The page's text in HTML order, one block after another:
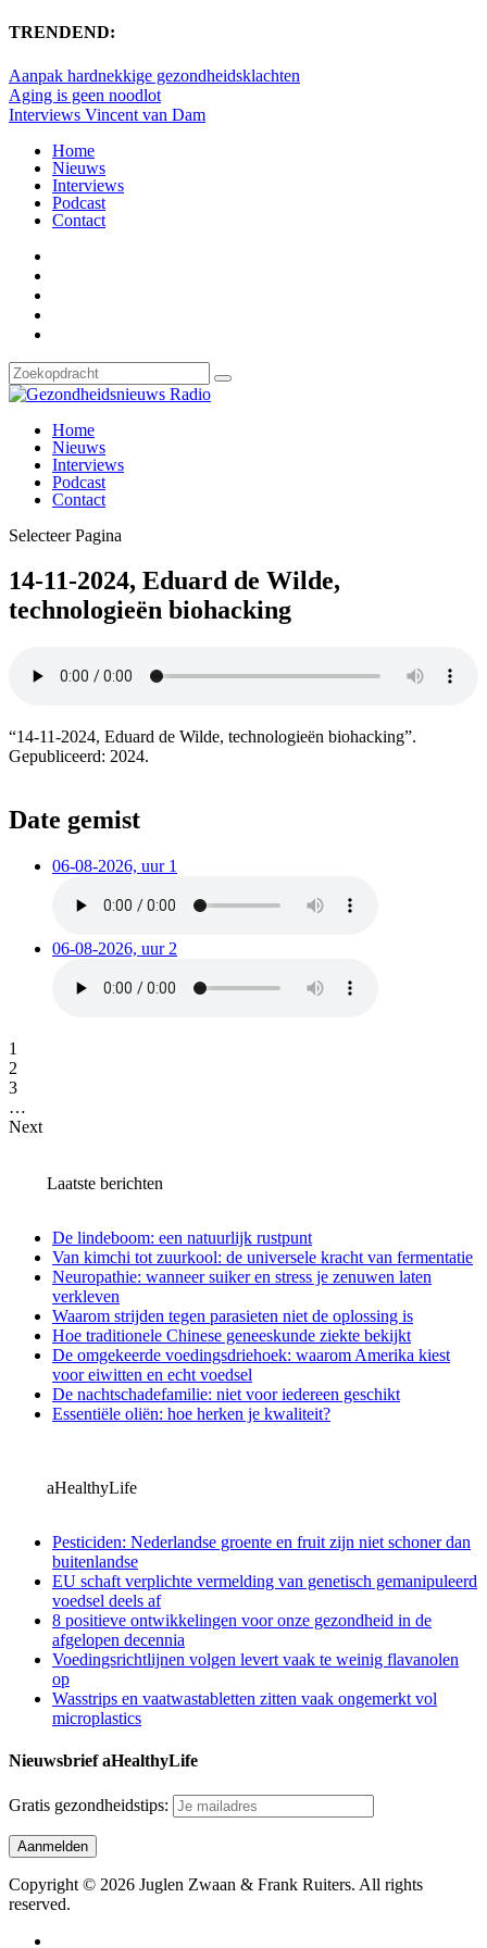
TRENDEND:
Aanpak hardnekkige gezondheidsklachten
Aging is geen noodlot
Interviews Vincent van Dam
Home
Nieuws
Interviews
Podcast
Contact
Home
Nieuws
Interviews
Podcast
Contact
Selecteer Pagina
14-11-2024, Eduard de Wilde,
technologieën biohacking
“14-11-2024, Eduard de Wilde, technologieën biohacking”.
Gepubliceerd: 2024.
Date gemist
06-08-2026, uur 1
06-08-2026, uur 2
1
2
3
…
Next
Laatste berichten
De lindeboom: een natuurlijk rustpunt
Van kimchi tot zuurkool: de universele kracht van fermentatie
Neuropathie: wanneer suiker en stress je zenuwen laten
verkleven
Waarom strijden tegen parasieten niet de oplossing is
Hoe traditionele Chinese geneeskunde ziekte bekijkt
De omgekeerde voedingsdriehoek: waarom Amerika kiest
voor eiwitten en echt voedsel
De nachtschadefamilie: niet voor iedereen geschikt
Essentiële oliën: hoe herken je kwaliteit?
aHealthyLife
Pesticiden: Nederlandse groente en fruit zijn niet schoner dan
buitenlandse
EU schaft verplichte vermelding van genetisch gemanipuleerd
voedsel deels af
8 positieve ontwikkelingen voor onze gezondheid in de
afgelopen decennia
Voedingsrichtlijnen volgen levert vaak te weinig flavanolen
op
Wasstrips en vaatwastabletten zitten vaak ongemerkt vol
microplastics
Nieuwsbrief aHealthyLife
Gratis gezondheidstips:
Copyright © 2026 Juglen Zwaan & Frank Ruiters. All rights
reserved.